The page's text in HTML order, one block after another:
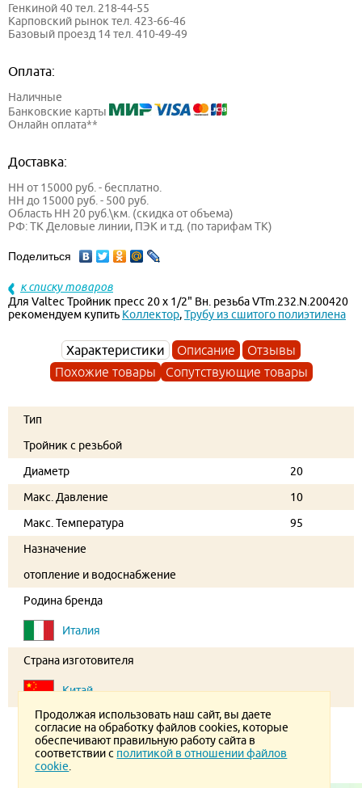
Генкиной 40 тел. 218-44-55
Карповский рынок тел. 423-66-46
Базовый проезд 14 тел. 410-49-49
Оплата:
Наличные
Банковские карты
Онлайн оплата**
Доставка:
НН от 15000 руб. - бесплатно.
НН до 15000 руб. - 500 руб.
Область НН 20 руб.\км. (скидка от объема)
РФ: ТК Деловые линии, ПЭК и т.д. (по тарифам ТК)
Поделиться
к списку товаров
Для Valtec Тройник пресс 20 х 1/2" Вн. резьба VTm.232.N.200420
рекомендуем купить Коллектор,Трубу из сшитого полиэтилена
Характеристики Описание
Отзывы
Похожие товары
Сопутствующие товары
Тип
Тройник с резьбой
Диаметр
20
Макс. Давление
10
Макс. Температура
95
Назначение
отопление и водоснабжение
Родина бренда
Италия
Страна изготовителя
Китай
Продолжая использовать наш сайт, вы даете
согласие на обработку файлов cookies, которые
обеспечивают правильную работу сайта в
соответствии с политикой в отношении файлов
cookie